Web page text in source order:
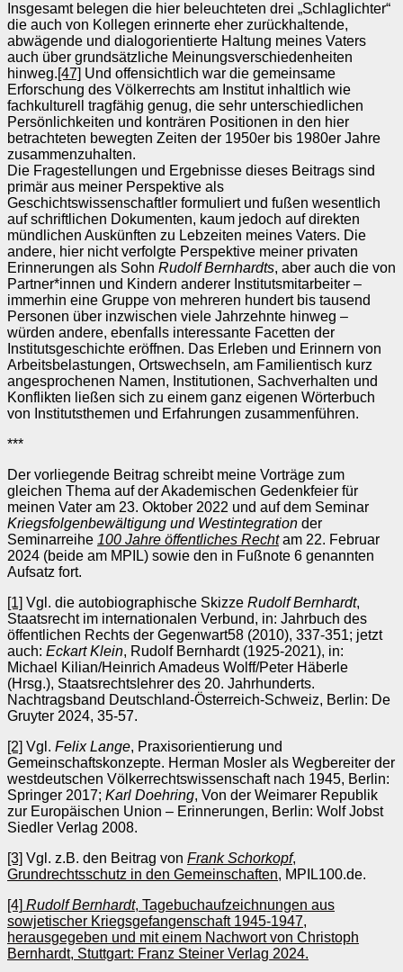
Insgesamt belegen die hier beleuchteten drei „Schlaglichter“
die auch von Kollegen erinnerte eher zurückhaltende,
abwägende und dialogorientierte Haltung meines Vaters
auch über grundsätzliche Meinungsverschiedenheiten
hinweg.[47] Und offensichtlich war die gemeinsame
Erforschung des Völkerrechts am Institut inhaltlich wie
fachkulturell tragfähig genug, die sehr unterschiedlichen
Persönlichkeiten und konträren Positionen in den hier
betrachteten bewegten Zeiten der 1950er bis 1980er Jahre
zusammenzuhalten.
Die Fragestellungen und Ergebnisse dieses Beitrags sind
primär aus meiner Perspektive als
Geschichtswissenschaftler formuliert und fußen wesentlich
auf schriftlichen Dokumenten, kaum jedoch auf direkten
mündlichen Auskünften zu Lebzeiten meines Vaters. Die
andere, hier nicht verfolgte Perspektive meiner privaten
Erinnerungen als Sohn Rudolf Bernhardts, aber auch die von
Partner*innen und Kindern anderer Institutsmitarbeiter –
immerhin eine Gruppe von mehreren hundert bis tausend
Personen über inzwischen viele Jahrzehnte hinweg –
würden andere, ebenfalls interessante Facetten der
Institutsgeschichte eröffnen. Das Erleben und Erinnern von
Arbeitsbelastungen, Ortswechseln, am Familientisch kurz
angesprochenen Namen, Institutionen, Sachverhalten und
Konflikten ließen sich zu einem ganz eigenen Wörterbuch
von Institutsthemen und Erfahrungen zusammenführen.
***
Der vorliegende Beitrag schreibt meine Vorträge zum
gleichen Thema auf der Akademischen Gedenkfeier für
meinen Vater am 23. Oktober 2022 und auf dem Seminar
Kriegsfolgenbewältigung und Westintegration der
Seminarreihe 100 Jahre öffentliches Rechtam 22. Februar
2024 (beide am MPIL) sowie den in Fußnote 6 genannten
Aufsatz fort.
[1] Vgl. die autobiographische Skizze Rudolf Bernhardt,
Staatsrecht im internationalen Verbund, in: Jahrbuch des
öffentlichen Rechts der Gegenwart58 (2010), 337-351; jetzt
auch: Eckart Klein, Rudolf Bernhardt (1925-2021), in:
Michael Kilian/Heinrich Amadeus Wolff/Peter Häberle
(Hrsg.), Staatsrechtslehrer des 20. Jahrhunderts.
Nachtragsband Deutschland-Österreich-Schweiz, Berlin: De
Gruyter 2024, 35-57.
[2] Vgl. Felix Lange, Praxisorientierung und
Gemeinschaftskonzepte. Herman Mosler als Wegbereiter der
westdeutschen Völkerrechtswissenschaft nach 1945, Berlin:
Springer 2017; Karl Doehring, Von der Weimarer Republik
zur Europäischen Union – Erinnerungen, Berlin: Wolf Jobst
Siedler Verlag 2008.
[3] Vgl. z.B. den Beitrag von Frank Schorkopf,
Grundrechtsschutz in den Gemeinschaften, MPIL100.de.
[4] Rudolf Bernhardt, Tagebuchaufzeichnungen aus
sowjetischer Kriegsgefangenschaft 1945-1947,
herausgegeben und mit einem Nachwort von Christoph
Bernhardt, Stuttgart: Franz Steiner Verlag 2024.